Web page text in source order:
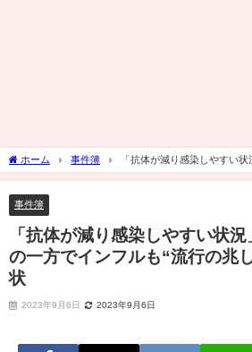
ホーム 事件簿
「抗体が減り感染しやすい
ンフルも“流行の兆し” 医療現場の現状
事件簿
「抗体が減り感染しやすい状
の一方でインフルも“流行の
状
2023年9月6日 2023年9月6日